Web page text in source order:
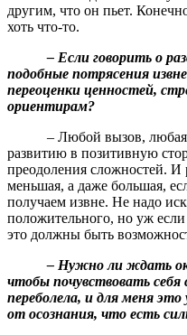
другим, что он пьет.
хоть что-то.
– Если говорить о
подобные потрясения
переоценки ценностей,
ориентирам?
– Любой вызов, любая
развитию в позитивную
преодоления сложностей. И
меньшая, а даже большая,
получаем извне. Не надо
положительного, но уж
это должны быть
– Нужно ли ждать
чтобы почувствовать
переболела, и для меня
от осознания, что есть